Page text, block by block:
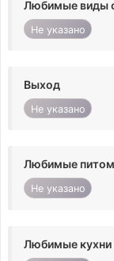
Любимые виды
Не указано
Выход
Не указано
Любимые
Не указано
Любимые кухни